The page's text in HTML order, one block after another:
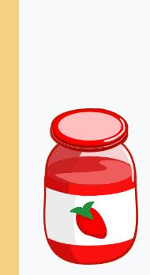
Sanduíches
Sobremesas
Sopas e Caldos
Tortas
PRINCIPAL